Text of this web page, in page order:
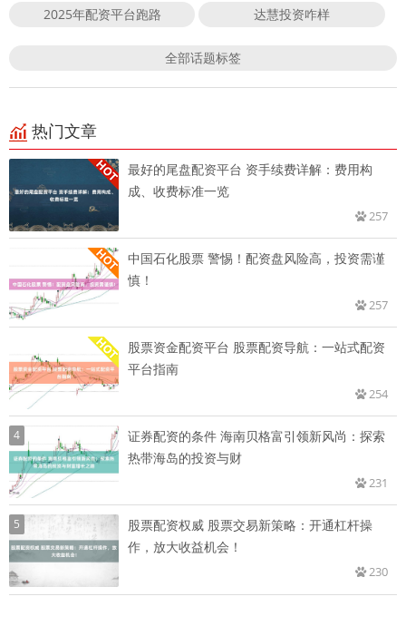
2025年配资平台跑路 达慧投资咋样
全部话题标签
热门文章
最好的尾盘配资平台 资手续费详解：费用构
成、收费标准一览
257
中国石化股票 警惕！配资盘风险高，投资需谨
慎！
257
股票资金配资平台 股票配资导航：一站式配资
平台指南
254
4
证券配资的条件 海南贝格富引领新风尚：探索
热带海岛的投资与财
231
5
股票配资权威 股票交易新策略：开通杠杆操
作，放大收益机会！
230